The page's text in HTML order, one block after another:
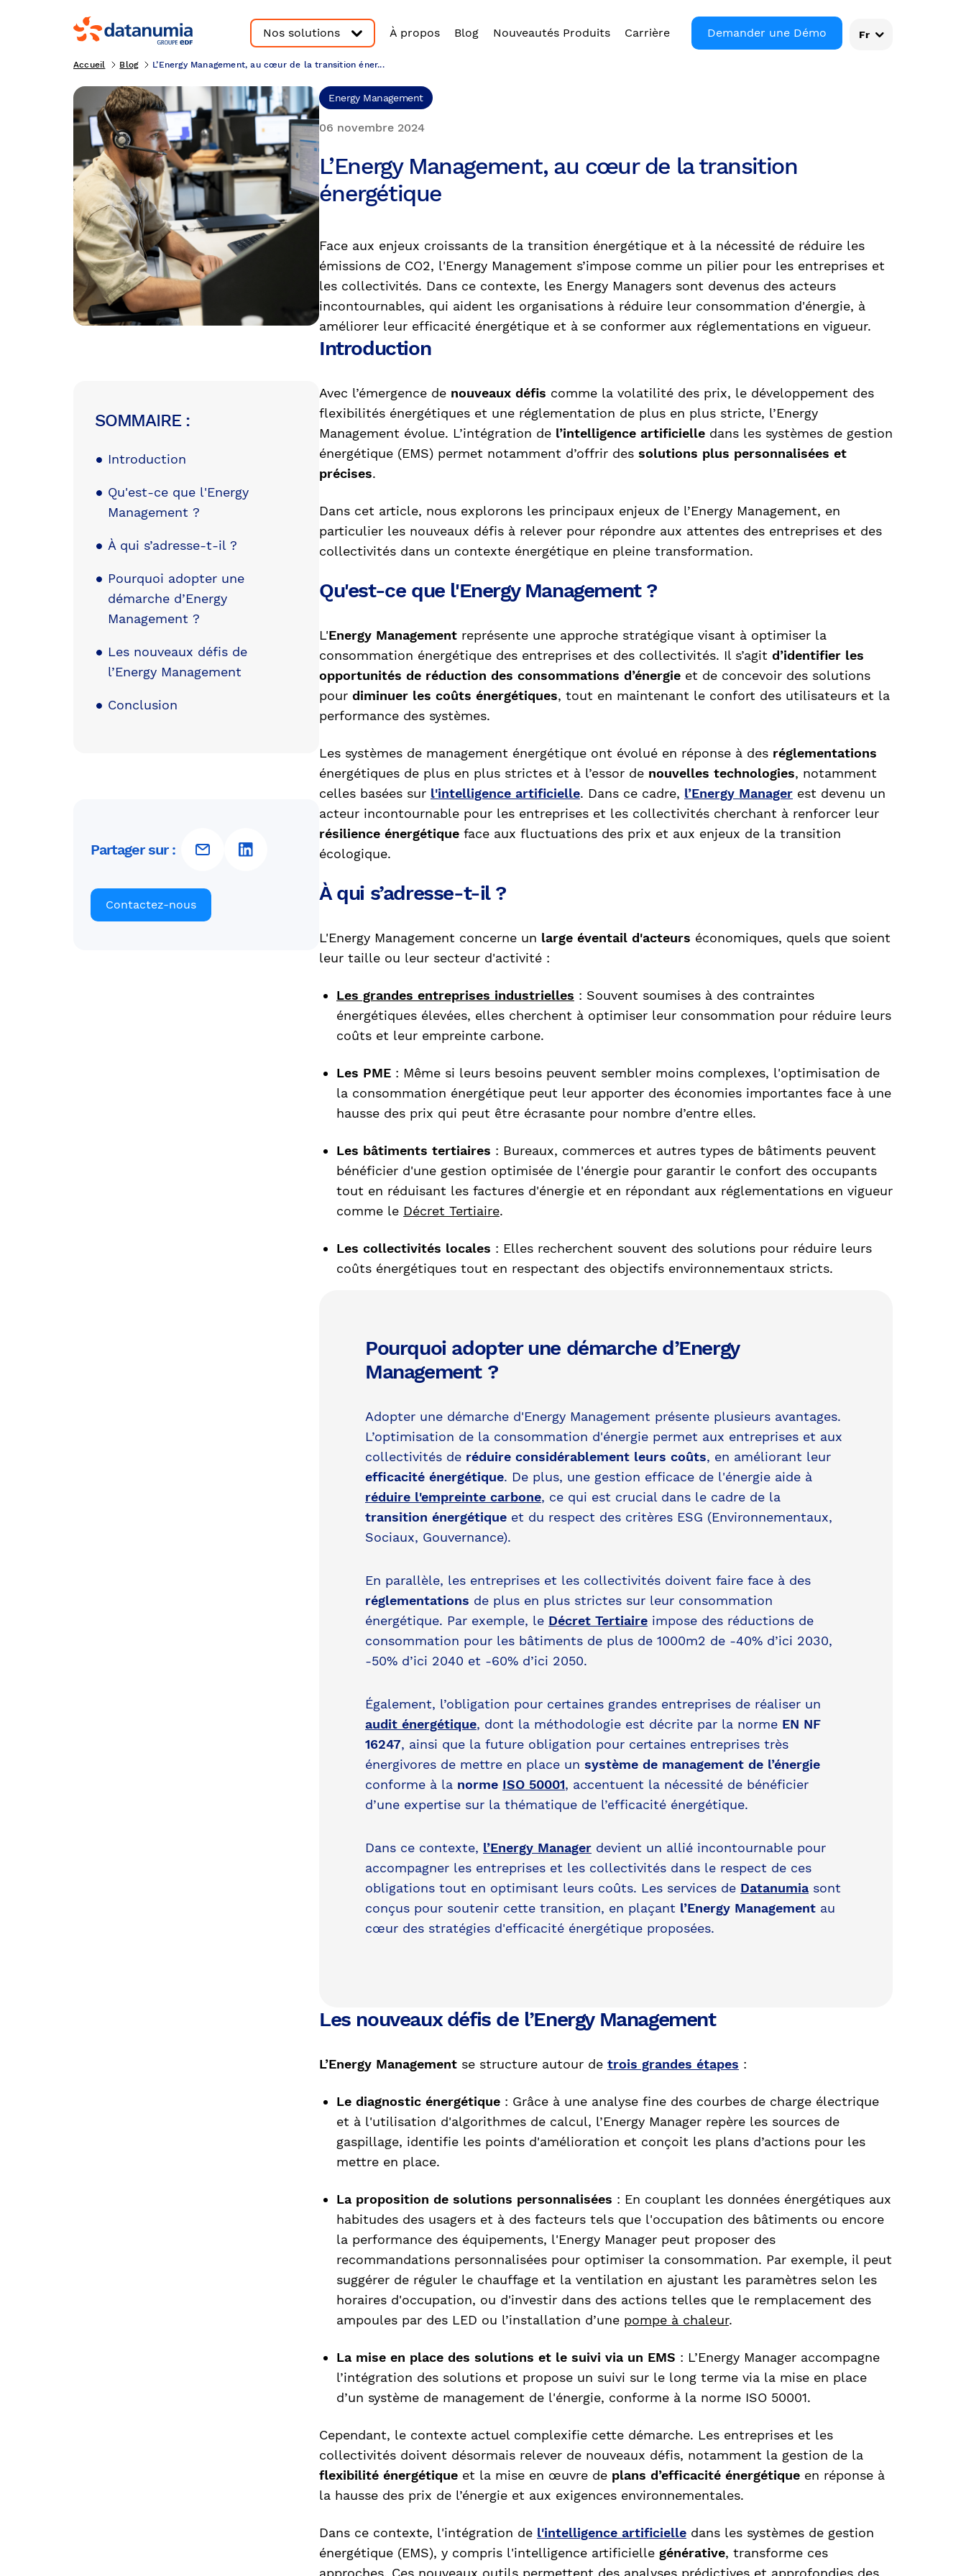
Nos solutions À propos Blog Nouveautés Produits Carrière Demander une Démo Fr
Accueil Blog L’Energy Management, au cœur de la transition éner...
SOMMAIRE :
Introduction
Qu'est-ce que l'Energy
Management ?
À qui s’adresse-t-il ?
Pourquoi adopter une
démarche d’Energy
Management ?
Les nouveaux défis de
l’Energy Management
Conclusion
Partager sur :
Contactez-nous
Energy Management
06 novembre 2024
L’Energy Management, au cœur de la transition
énergétique
Face aux enjeux croissants de la transition énergétique et à la nécessité de réduire les
émissions de CO2, l'Energy Management s’impose comme un pilier pour les entreprises et
les collectivités. Dans ce contexte, les Energy Managers sont devenus des acteurs
incontournables, qui aident les organisations à réduire leur consommation d'énergie, à
améliorer leur efficacité énergétique et à se conformer aux réglementations en vigueur.
Introduction
Avec l’émergence de nouveaux défis comme la volatilité des prix, le développement des
flexibilités énergétiques et une réglementation de plus en plus stricte, l’Energy
Management évolue. L’intégration de l’intelligence artificielle dans les systèmes de gestion
énergétique (EMS) permet notamment d’offrir des solutions plus personnalisées et
précises.
Dans cet article, nous explorons les principaux enjeux de l’Energy Management, en
particulier les nouveaux défis à relever pour répondre aux attentes des entreprises et des
collectivités dans un contexte énergétique en pleine transformation.
Qu'est-ce que l'Energy Management ?
L'Energy Management représente une approche stratégique visant à optimiser la
consommation énergétique des entreprises et des collectivités. Il s’agit d’identifier les
opportunités de réduction des consommations d’énergie et de concevoir des solutions
pour diminuer les coûts énergétiques, tout en maintenant le confort des utilisateurs et la
performance des systèmes.
Les systèmes de management énergétique ont évolué en réponse à des réglementations
énergétiques de plus en plus strictes et à l’essor de nouvelles technologies, notamment
celles basées sur l'intelligence artificielle. Dans ce cadre, l’Energy Manager est devenu un
acteur incontournable pour les entreprises et les collectivités cherchant à renforcer leur
résilience énergétique face aux fluctuations des prix et aux enjeux de la transition
écologique.
À qui s’adresse-t-il ?
L'Energy Management concerne un large éventail d'acteurs économiques, quels que soient
leur taille ou leur secteur d'activité :
Les grandes entreprises industrielles : Souvent soumises à des contraintes
énergétiques élevées, elles cherchent à optimiser leur consommation pour réduire leurs
coûts et leur empreinte carbone.
Les PME : Même si leurs besoins peuvent sembler moins complexes, l'optimisation de
la consommation énergétique peut leur apporter des économies importantes face à une
hausse des prix qui peut être écrasante pour nombre d’entre elles.
Les bâtiments tertiaires : Bureaux, commerces et autres types de bâtiments peuvent
bénéficier d'une gestion optimisée de l'énergie pour garantir le confort des occupants
tout en réduisant les factures d'énergie et en répondant aux réglementations en vigueur
comme le Décret Tertiaire.
Les collectivités locales : Elles recherchent souvent des solutions pour réduire leurs
coûts énergétiques tout en respectant des objectifs environnementaux stricts.
Pourquoi adopter une démarche d’Energy
Management ?
Adopter une démarche d'Energy Management présente plusieurs avantages.
L’optimisation de la consommation d'énergie permet aux entreprises et aux
collectivités de réduire considérablement leurs coûts, en améliorant leur
efficacité énergétique. De plus, une gestion efficace de l'énergie aide à
réduire l'empreinte carbone, ce qui est crucial dans le cadre de la
transition énergétique et du respect des critères ESG (Environnementaux,
Sociaux, Gouvernance).
En parallèle, les entreprises et les collectivités doivent faire face à des
réglementations de plus en plus strictes sur leur consommation
énergétique. Par exemple, le Décret Tertiaire impose des réductions de
consommation pour les bâtiments de plus de 1000m2 de -40% d’ici 2030,
-50% d’ici 2040 et -60% d’ici 2050.
Également, l’obligation pour certaines grandes entreprises de réaliser un
audit énergétique, dont la méthodologie est décrite par la norme EN NF
16247, ainsi que la future obligation pour certaines entreprises très
énergivores de mettre en place un système de management de l’énergie
conforme à la norme ISO 50001, accentuent la nécessité de bénéficier
d’une expertise sur la thématique de l’efficacité énergétique.
Dans ce contexte, l’Energy Manager devient un allié incontournable pour
accompagner les entreprises et les collectivités dans le respect de ces
obligations tout en optimisant leurs coûts. Les services de Datanumia sont
conçus pour soutenir cette transition, en plaçant l’Energy Management au
cœur des stratégies d'efficacité énergétique proposées.
Les nouveaux défis de l’Energy Management
L’Energy Management se structure autour de trois grandes étapes :
Le diagnostic énergétique : Grâce à une analyse fine des courbes de charge électrique
et à l'utilisation d'algorithmes de calcul, l’Energy Manager repère les sources de
gaspillage, identifie les points d'amélioration et conçoit les plans d’actions pour les
mettre en place.
La proposition de solutions personnalisées : En couplant les données énergétiques aux
habitudes des usagers et à des facteurs tels que l'occupation des bâtiments ou encore
la performance des équipements, l'Energy Manager peut proposer des
recommandations personnalisées pour optimiser la consommation. Par exemple, il peut
suggérer de réguler le chauffage et la ventilation en ajustant les paramètres selon les
horaires d'occupation, ou d'investir dans des actions telles que le remplacement des
ampoules par des LED ou l’installation d’une pompe à chaleur.
La mise en place des solutions et le suivi via un EMS : L’Energy Manager accompagne
l’intégration des solutions et propose un suivi sur le long terme via la mise en place
d’un système de management de l'énergie, conforme à la norme ISO 50001.
Cependant, le contexte actuel complexifie cette démarche. Les entreprises et les
collectivités doivent désormais relever de nouveaux défis, notamment la gestion de la
flexibilité énergétique et la mise en œuvre de plans d’efficacité énergétique en réponse à
la hausse des prix de l’énergie et aux exigences environnementales.
Dans ce contexte, l'intégration de l'intelligence artificielle dans les systèmes de gestion
énergétique (EMS), y compris l'intelligence artificielle générative, transforme ces
approches. Ces nouveaux outils permettent des analyses prédictives et approfondies des